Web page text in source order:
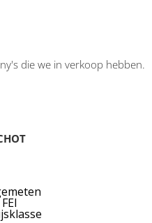
die we in verkoop hebben.